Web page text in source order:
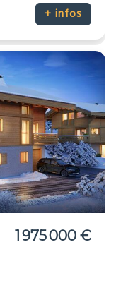
+ infos
1 975 000 €